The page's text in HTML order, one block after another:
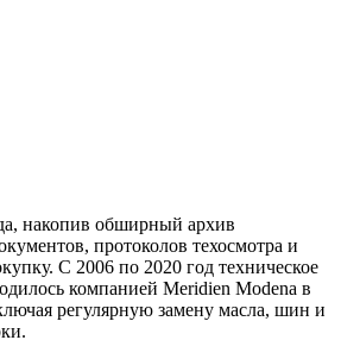
накопив обширный архив
протоколов техосмотра и
С 2006 по 2020 год техническое
компанией Meridien Modena в
регулярную замену масла, шин и